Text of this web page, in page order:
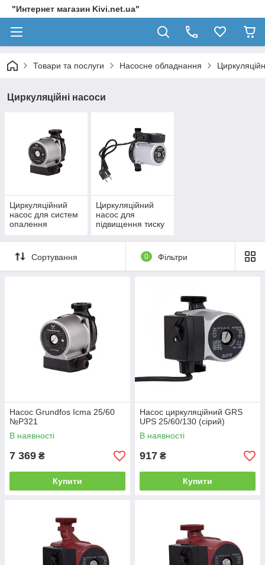
"Интернет магазин Kivi.net.ua"
Товари та послуги Насосне обладнання
Циркуляційні насоси
Циркуляційний
насос для систем
опалення
Циркуляційний
насос для
підвищення тиску
Сортування 0 Фільтри
Насос Grundfos Icma 25/60
№P321
В наявності
7 369 ₴
Купити
Насос циркуляційний GRS
UPS 25/60/130 (сірий)
В наявності
917 ₴
Купити